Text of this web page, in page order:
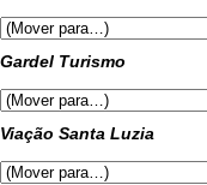
Gardel Turismo
Viação Santa Luzia